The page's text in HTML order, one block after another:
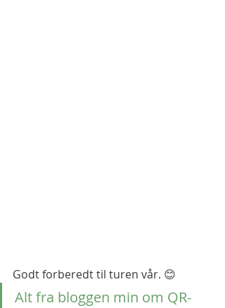
Godt forberedt til turen vår. 😊
Alt fra bloggen min om QR-